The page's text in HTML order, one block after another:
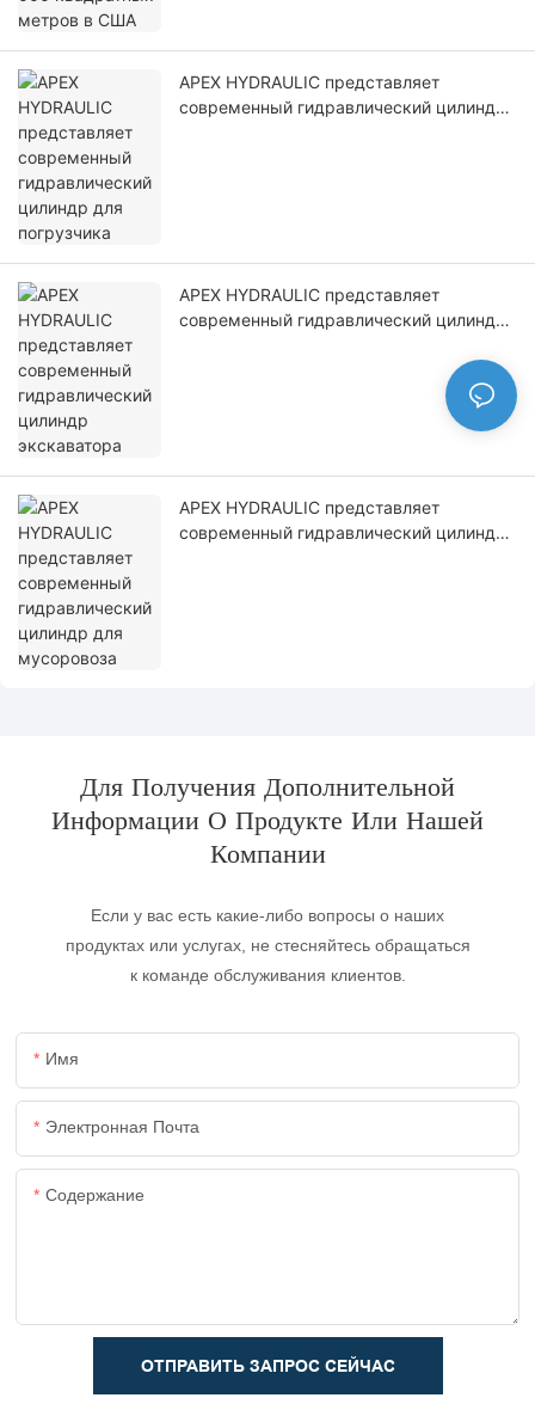
APEX HYDRAULIC представляет
современный гидравлический цилиндр
APEX HYDRAULIC представляет
современный гидравлический цилиндр
APEX HYDRAULIC представляет
современный гидравлический цилиндр
Для Получения Дополнительной
Информации О Продукте Или Нашей
Компании
Если у вас есть какие-либо вопросы о наших
продуктах или услугах, не стесняйтесь обращаться
к команде обслуживания клиентов.
Имя
Электронная Почта
Содержание
ОТПРАВИТЬ ЗАПРОС СЕЙЧАС